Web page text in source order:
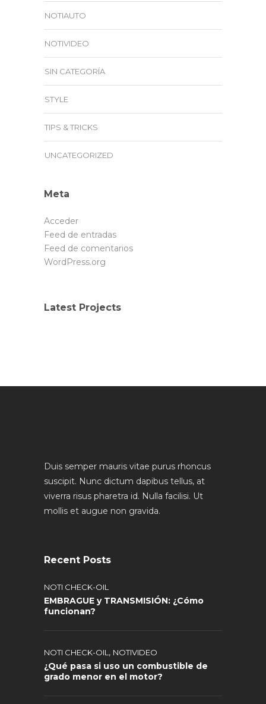
NOTIAUTO
NOTIVIDEO
SIN CATEGORÍA
STYLE
TIPS & TRICKS
UNCATEGORIZED
Meta
Acceder
Feed de entradas
Feed de comentarios
WordPress.org
Latest Projects
Duis semper mauris vitae purus rhoncus
suscipit. Nunc dictum dapibus tellus, at
viverra risus pharetra id. Nulla facilisi. Ut
mollis et augue non gravida.
Recent Posts
NOTI CHECK-OIL
EMBRAGUE y TRANSMISIÓN: ¿Cómo
funcionan?
NOTI CHECK-OIL , NOTIVIDEO
¿Qué pasa si uso un combustible de
grado menor en el motor?